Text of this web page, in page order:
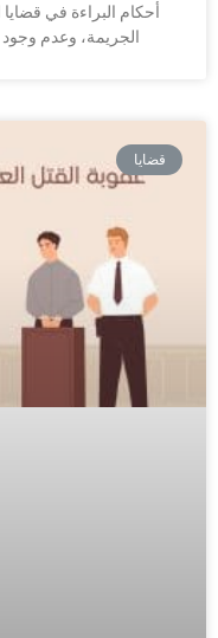
أحكام البراءة في
الجريمة، وعدم وجود
قضايا